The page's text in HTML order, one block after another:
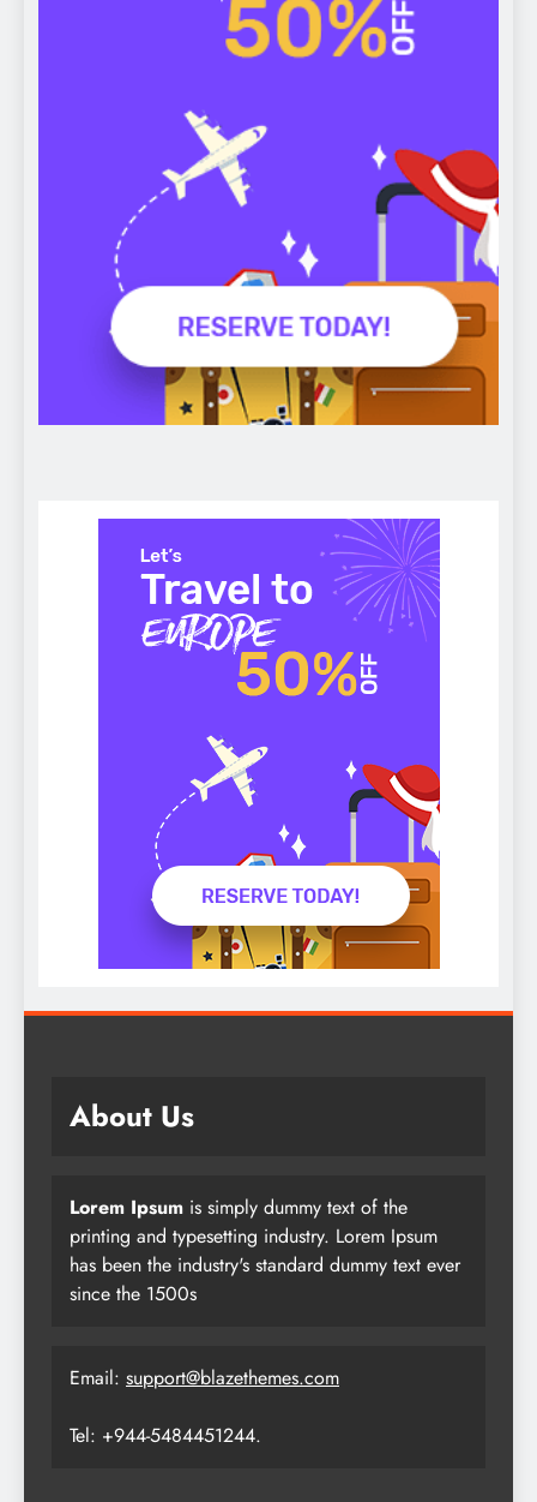
About Us
Lorem Ipsum is simply dummy text of the
printing and typesetting industry. Lorem Ipsum
has been the industry's standard dummy text ever
since the 1500s
Email: support@blazethemes.com
Tel: +944-5484451244.